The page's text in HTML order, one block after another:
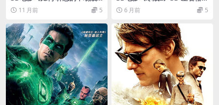
事》下载 左右格式 3D版 蓝光
高清原盘4K 网盘 下载
11 月前 5
下载 高清蓝光 网盘3D电影 下
载 6 月前 5